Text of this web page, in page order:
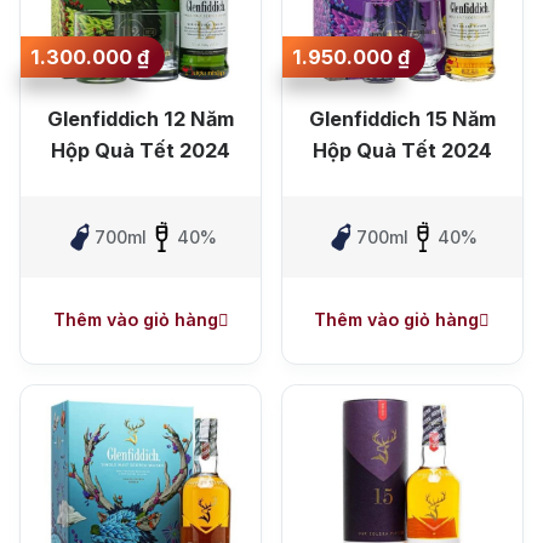
1. Whisky mạch nha đơn cất đầu tiên sản xuất
Glenfiddich là một trong những thương hiệu tiên phong
1960. Trong thời điểm hầu hết thị trường chuộngblended
whisky
, Glenfiddich đi ngược xu hướng để khẳng định giá trị
nguyên bản. Nhờ tầm nhìn đó, whisky Glenfiddich nhanh
chóng chinh phục cả giới sành rượu lẫn người mới bắt đầu.
2. Hương vị dễ tiếp cận, thích hợp cho nhiều đối
1.300.000₫
Glenfiddich 12 Năm
Hộp Quà Tết 2024
700ml 40%
Thêm vào giỏ hàng
1.950.000₫
Glenfiddich 15 Năm
Hộp Quà Tết 2024
700ml 40%
Thêm vào giỏ hàng